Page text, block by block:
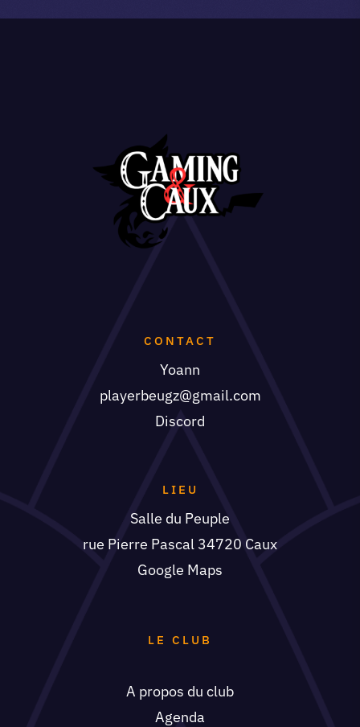
CONTACT
Yoann
playerbeugz@gmail.com
Discord
LIEU
Salle du Peuple
rue Pierre Pascal 34720 Caux
Google Maps
LE CLUB
A propos du club
Agenda